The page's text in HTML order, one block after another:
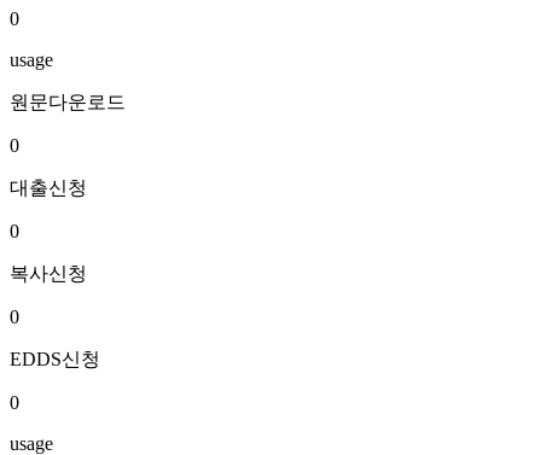
0
usage
원문다운로드
0
대출신청
0
복사신청
0
EDDS신청
0
usage